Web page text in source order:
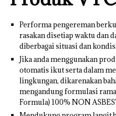
Performa pengereman
rasakan disetiap waktu dan
diberbagai situasi dan
Jika anda menggunakan
otomatis ikut serta dalam
lingkungan, dikarenakan
mengandung formulasi
Formula) 100% NON